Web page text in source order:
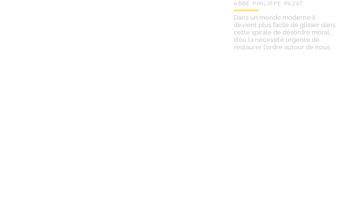
ABBÉ PHILIPPE PAZAT
Dans un monde moderne il
devient plus facile de glisser dans
cette spirale de désordre moral,
d’où la nécessité urgente de
restaurer l’ordre autour de nous.